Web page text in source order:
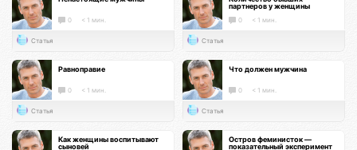
0 < 1 мин.
Статья
партнеров у женщины
0 < 1 мин.
Статья
Равноправие
0 < 1 мин.
Статья
Что должен мужчина
0 < 1 мин.
Статья
Как женщины воспитывают
сыновей
Остров феминисток —
показательный эксперимент